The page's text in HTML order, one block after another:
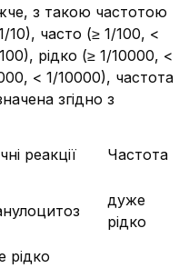
з такою частотою
10), часто (≥ 1/100, <
рідко (≥ 1/10000, <
< 1/10000), частота
згідно з
реакції
Частота
дуже
рідко
рідко